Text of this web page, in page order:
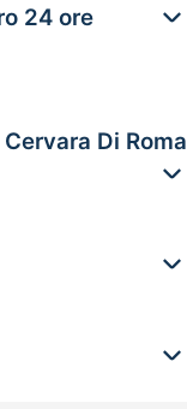
24 ore
Di Roma